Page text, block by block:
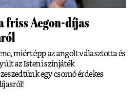
friss Aegon-díjas
miért épp az angolt választotta és
az Isteni színjáték
egy csomó érdekes